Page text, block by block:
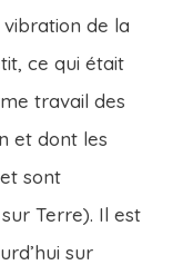
de la
ce qui était
travail des
et dont les
sont
Terre). Il est
sur